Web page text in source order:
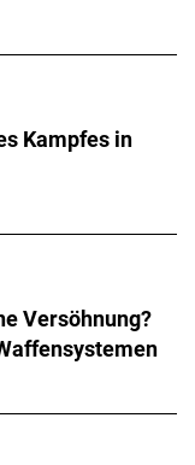
Kampfes in
Versöhnung?